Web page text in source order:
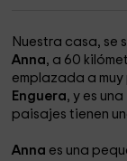
Nuestra casa, se
Anna, a 60
emplazada a
Enguera, y es
paisajes tienen
Anna es una